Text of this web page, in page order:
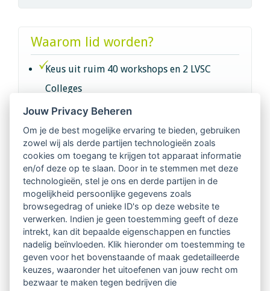
Waarom lid worden?
Keus uit ruim 40 workshops en 2 LVSC
Colleges
Intervisie met geregistreerde vakgenoten
Netwerk van 2100 professionals in 14
regio's
Vindbaar voor opdrachtgevers
Tijdschrift voor
Begeleidingskunde & kennisbank
Beroepsregistratie (LVSC keurmerk)
Jouw Privacy Beheren
Om je de best mogelijke ervaring te bieden, gebruiken
zowel wij als derde partijen technologieën zoals
cookies om toegang te krijgen tot apparaat informatie
en/of deze op te slaan. Door in te stemmen met deze
technologieën, stel je ons en derde partijen in de
mogelijkheid persoonlijke gegevens zoals
browsegedrag of unieke ID's op deze website te
verwerken. Indien je geen toestemming geeft of deze
intrekt, kan dit bepaalde eigenschappen en functies
nadelig beïnvloeden. Klik hieronder om toestemming te
geven voor het bovenstaande of maak gedetailleerde
keuzes, waaronder het uitoefenen van jouw recht om
bezwaar te maken tegen bedrijven die